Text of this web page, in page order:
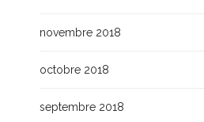
novembre 2018
octobre 2018
septembre 2018